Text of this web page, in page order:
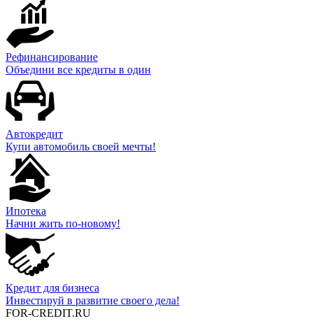
Рефинансирование
Объедини все кредиты в один
Автокредит
Купи автомобиль своей мечты!
Ипотека
Начни жить по-новому!
Кредит для бизнеса
Инвестируй в развитие своего дела!
FOR-CREDIT.RU